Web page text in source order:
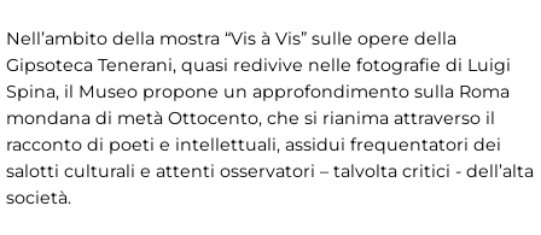
Nell’ambito della mostra “Vis à Vis” sulle opere della
Gipsoteca Tenerani, quasi redivive nelle fotografie di Luigi
Spina, il Museo propone un approfondimento sulla Roma
mondana di metà Ottocento, che si rianima attraverso il
racconto di poeti e intellettuali, assidui frequentatori dei
salotti culturali e attenti osservatori – talvolta critici - dell’alta
società.